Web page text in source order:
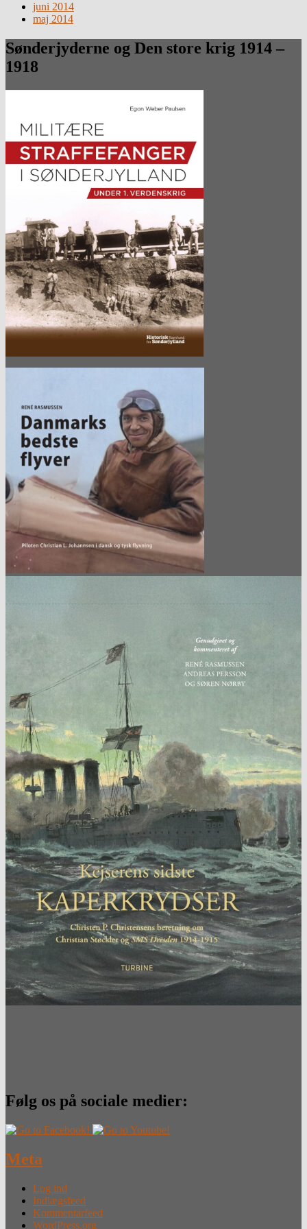
juni 2014
maj 2014
Sønderjyderne og Den store krig 1914 –
1918
Følg os på sociale medier:
Meta
Log ind
Indlægsfeed
Kommentarfeed
WordPress.org